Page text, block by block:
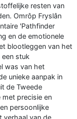
resten van
Omrôp Fryslân
'Pathfinder
en de emotionele
blootleggen van het
stuk
was van het
unieke aanpak in
de Tweede
precisie en
persoonlijke
verhaal van de